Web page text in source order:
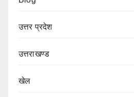
उत्तर प्रदेश
उत्तराखण्ड
खेल